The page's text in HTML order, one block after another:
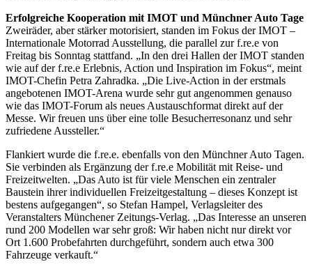
Erfolgreiche Kooperation mit IMOT und Münchner Auto Tage
Zweiräder, aber stärker motorisiert, standen im Fokus der IMOT –
Internationale Motorrad Ausstellung, die parallel zur f.re.e von
Freitag bis Sonntag stattfand. „In den drei Hallen der IMOT standen
wie auf der f.re.e Erlebnis, Action und Inspiration im Fokus“, meint
IMOT-Chefin Petra Zahradka. „Die Live-Action in der erstmals
angebotenen IMOT-Arena wurde sehr gut angenommen genauso
wie das IMOT-Forum als neues Austauschformat direkt auf der
Messe. Wir freuen uns über eine tolle Besucherresonanz und sehr
zufriedene Aussteller.“
Flankiert wurde die f.re.e. ebenfalls von den Münchner Auto Tagen.
Sie verbinden als Ergänzung der f.re.e Mobilität mit Reise- und
Freizeitwelten. „Das Auto ist für viele Menschen ein zentraler
Baustein ihrer individuellen Freizeitgestaltung – dieses Konzept ist
bestens aufgegangen“, so Stefan Hampel, Verlagsleiter des
Veranstalters Münchener Zeitungs-Verlag. „Das Interesse an unseren
rund 200 Modellen war sehr groß: Wir haben nicht nur direkt vor
Ort 1.600 Probefahrten durchgeführt, sondern auch etwa 300
Fahrzeuge verkauft.“